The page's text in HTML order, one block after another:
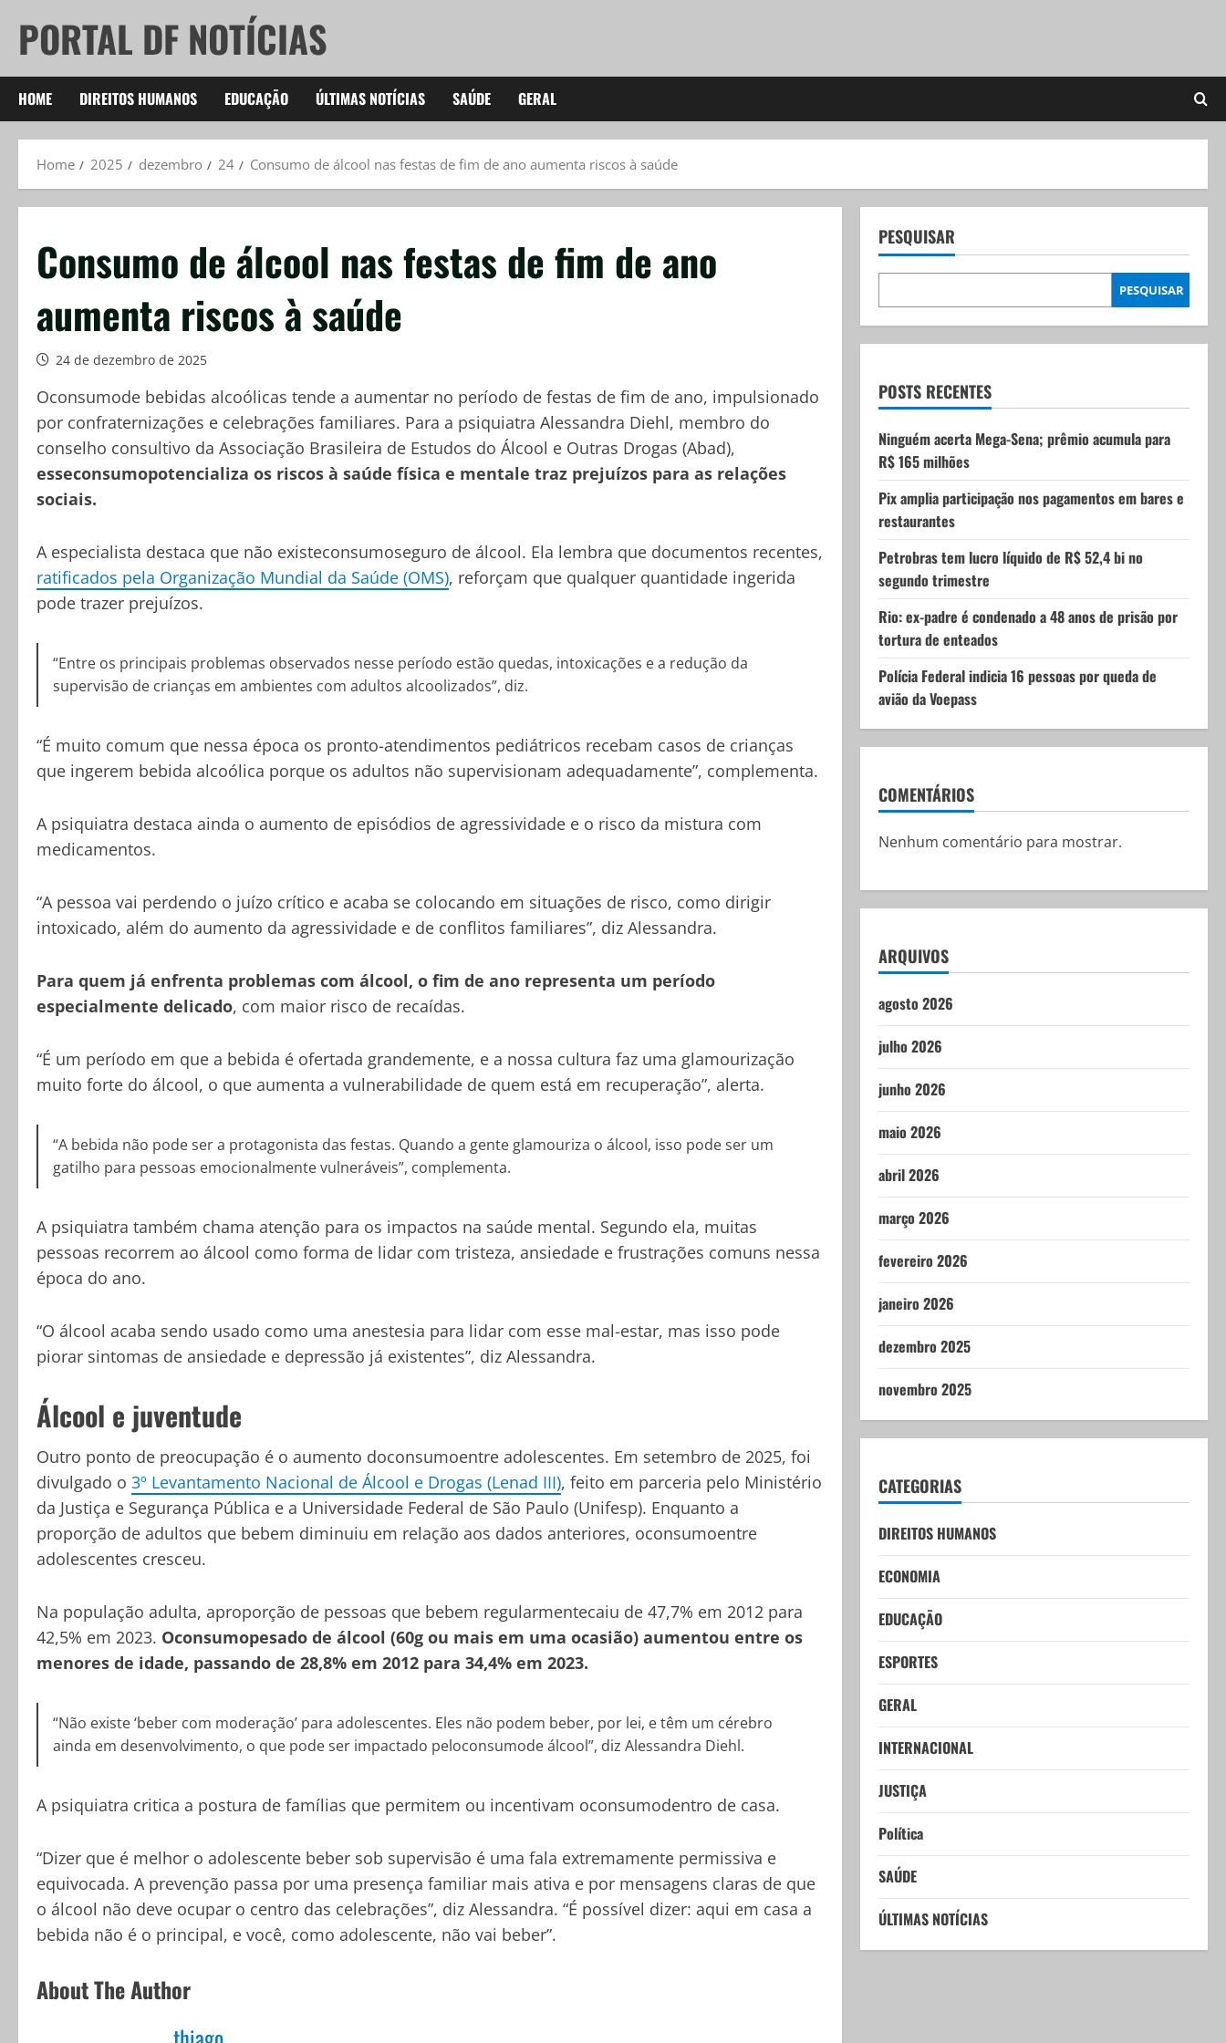
content
PORTAL DF NOTÍCIAS
HOME DIREITOS HUMANOS EDUCAÇÃO ÚLTIMAS NOTÍCIAS SAÚDE GERAL
Home 2025 dezembro 24 Consumo de álcool nas festas de fim de ano aumenta riscos à saúde
Consumo de álcool nas festas de fim de ano
aumenta riscos à saúde
24 de dezembro de 2025
Oconsumode bebidas alcoólicas tende a aumentar no período de festas de fim de ano, impulsionado
por confraternizações e celebrações familiares. Para a psiquiatra Alessandra Diehl, membro do
conselho consultivo da Associação Brasileira de Estudos do Álcool e Outras Drogas (Abad),
esseconsumopotencializa os riscos à saúde física e mentale traz prejuízos para as relações
sociais.
A especialista destaca que não existeconsumoseguro de álcool. Ela lembra que documentos recentes,
ratificados pela Organização Mundial da Saúde (OMS), reforçam que qualquer quantidade ingerida
pode trazer prejuízos.
“Entre os principais problemas observados nesse período estão quedas, intoxicações e a redução da
supervisão de crianças em ambientes com adultos alcoolizados”, diz.
“É muito comum que nessa época os pronto-atendimentos pediátricos recebam casos de crianças
que ingerem bebida alcoólica porque os adultos não supervisionam adequadamente”, complementa.
A psiquiatra destaca ainda o aumento de episódios de agressividade e o risco da mistura com
medicamentos.
“A pessoa vai perdendo o juízo crítico e acaba se colocando em situações de risco, como dirigir
intoxicado, além do aumento da agressividade e de conflitos familiares”, diz Alessandra.
Para quem já enfrenta problemas com álcool, o fim de ano representa um período
especialmente delicado, com maior risco de recaídas.
“É um período em que a bebida é ofertada grandemente, e a nossa cultura faz uma glamourização
muito forte do álcool, o que aumenta a vulnerabilidade de quem está em recuperação”, alerta.
“A bebida não pode ser a protagonista das festas. Quando a gente glamouriza o álcool, isso pode ser um
gatilho para pessoas emocionalmente vulneráveis”, complementa.
A psiquiatra também chama atenção para os impactos na saúde mental. Segundo ela, muitas
pessoas recorrem ao álcool como forma de lidar com tristeza, ansiedade e frustrações comuns nessa
época do ano.
“O álcool acaba sendo usado como uma anestesia para lidar com esse mal-estar, mas isso pode
piorar sintomas de ansiedade e depressão já existentes”, diz Alessandra.
Álcool e juventude
Outro ponto de preocupação é o aumento doconsumoentre adolescentes. Em setembro de 2025, foi
divulgado o 3º Levantamento Nacional de Álcool e Drogas (Lenad III), feito em parceria pelo Ministério
da Justiça e Segurança Pública e a Universidade Federal de São Paulo (Unifesp). Enquanto a
proporção de adultos que bebem diminuiu em relação aos dados anteriores, oconsumoentre
adolescentes cresceu.
Na população adulta, aproporção de pessoas que bebem regularmentecaiu de 47,7% em 2012 para
42,5% em 2023. Oconsumopesado de álcool (60g ou mais em uma ocasião) aumentou entre os
menores de idade, passando de 28,8% em 2012 para 34,4% em 2023.
“Não existe ‘beber com moderação’ para adolescentes. Eles não podem beber, por lei, e têm um cérebro
ainda em desenvolvimento, o que pode ser impactado peloconsumode álcool”, diz Alessandra Diehl.
A psiquiatra critica a postura de famílias que permitem ou incentivam oconsumodentro de casa.
“Dizer que é melhor o adolescente beber sob supervisão é uma fala extremamente permissiva e
equivocada. A prevenção passa por uma presença familiar mais ativa e por mensagens claras de que
o álcool não deve ocupar o centro das celebrações”, diz Alessandra. “É possível dizer: aqui em casa a
bebida não é o principal, e você, como adolescente, não vai beber”.
About The Author
PESQUISAR
PESQUISAR
POSTS RECENTES
Ninguém acerta Mega-Sena; prêmio acumula para
R$ 165 milhões
Pix amplia participação nos pagamentos em bares e
restaurantes
Petrobras tem lucro líquido de R$ 52,4 bi no
segundo trimestre
Rio: ex-padre é condenado a 48 anos de prisão por
tortura de enteados
Polícia Federal indicia 16 pessoas por queda de
avião da Voepass
COMENTÁRIOS
Nenhum comentário para mostrar.
ARQUIVOS
agosto 2026
julho 2026
junho 2026
maio 2026
abril 2026
março 2026
fevereiro 2026
janeiro 2026
dezembro 2025
novembro 2025
CATEGORIAS
DIREITOS HUMANOS
ECONOMIA
EDUCAÇÃO
ESPORTES
GERAL
INTERNACIONAL
JUSTIÇA
Política
SAÚDE
ÚLTIMAS NOTÍCIAS